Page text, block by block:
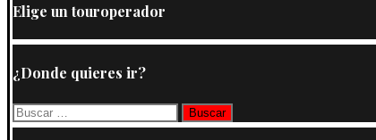
Elige un touroperador
¿Donde quieres ir?
Buscar: